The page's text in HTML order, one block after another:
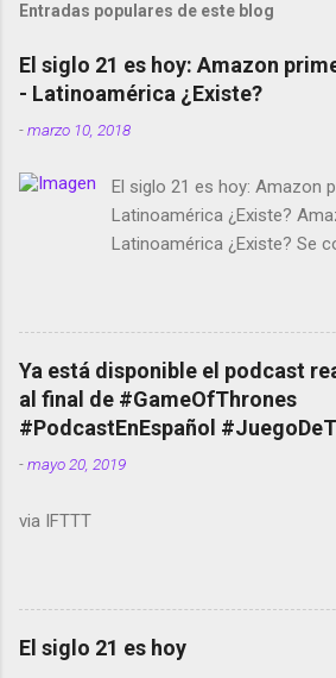
Entradas populares de este blog
El siglo 21 es hoy: Amazon
- Latinoamérica ¿Existe?
-marzo 10, 2018
El siglo 21 es hoy: Amazon
Latinoamérica ¿Existe?
Latinoamérica ¿Existe? Se
temporada de Black Mirror
cuentas Responden los
copyright en Instagram
red social Riddley Scott
película Francisco regaña a
smartphone en sus misas
Media GoBee - StartUp de
Live Photos en Google
Dictados en Android El
Ya está disponible el podcast
al final de #GameOfThrones
#PodcastEnEspañol
-mayo 20, 2019
via IFTTT
El siglo 21 es hoy